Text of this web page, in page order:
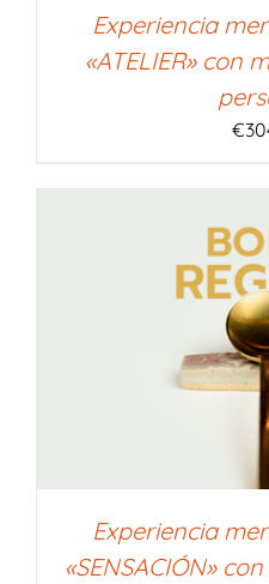
Experiencia
«ATELIER» con
€
Experiencia
«SENSACIÓN»